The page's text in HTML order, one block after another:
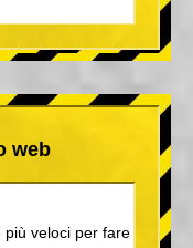
web
più veloci per fare